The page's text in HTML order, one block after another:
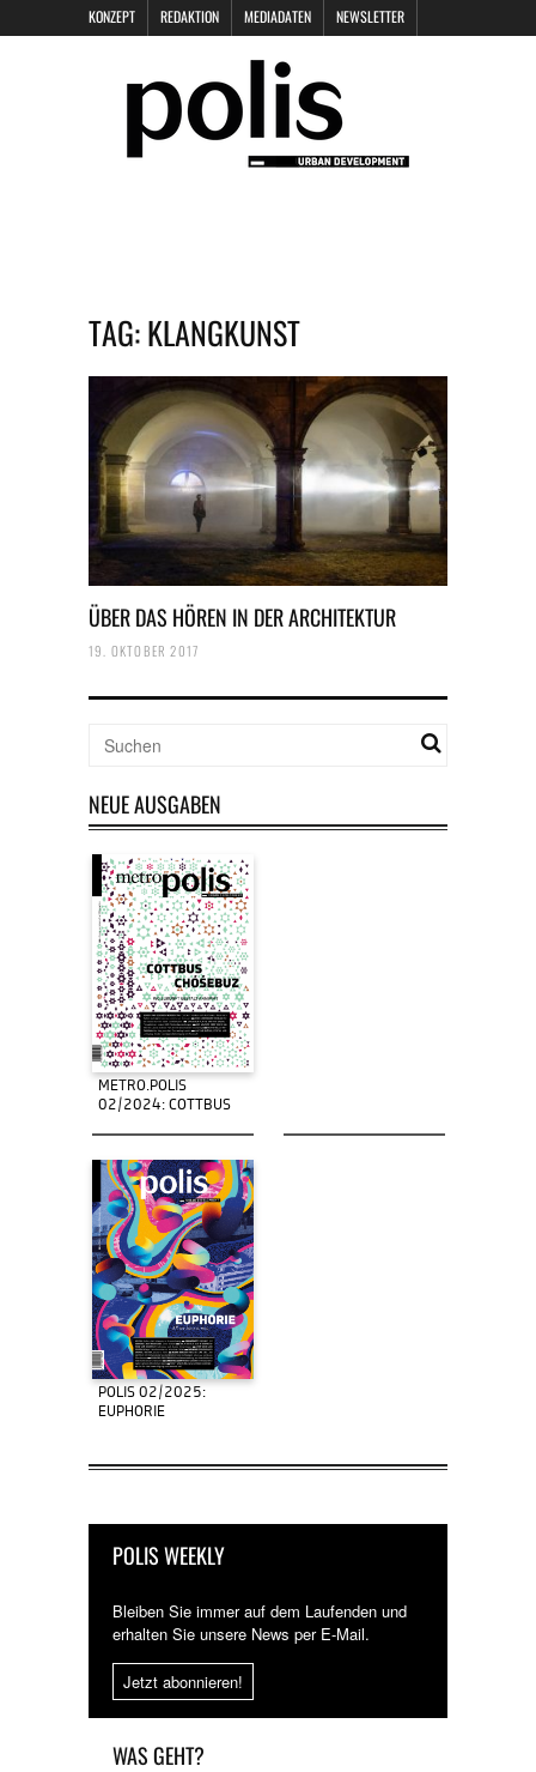
KONZEPT REDAKTION MEDIADATEN NEWSLETTER
DATENSCHUTZ
TAG:KLANGKUNST
ÜBER DAS HÖREN IN DER ARCHITEKTUR
19. OKTOBER 2017
NEUE AUSGABEN
METRO.POLIS
02/2024: COTTBUS
POLIS 02/2025:
EUPHORIE
POLIS WEEKLY
Bleiben Sie immer auf dem Laufenden und
erhalten Sie unsere News per E-Mail.
Jetzt abonnieren!
WAS GEHT?